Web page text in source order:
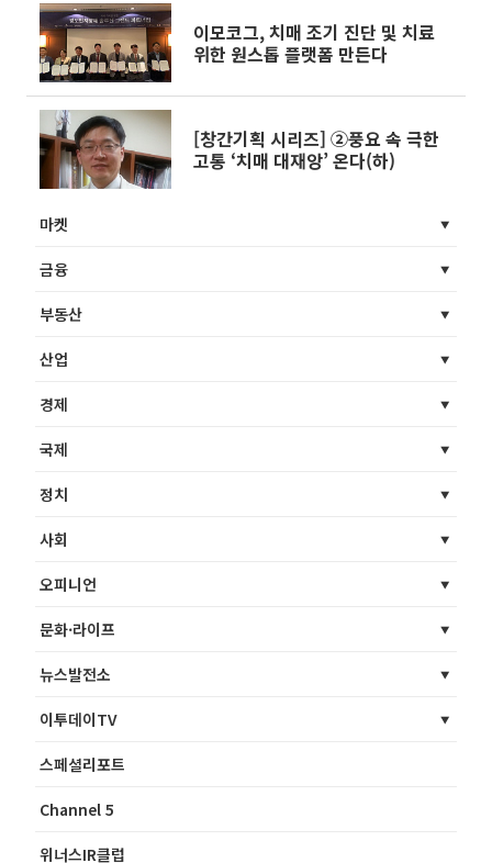
이모코그, 치매 조기 진단 및 치료
위한 원스톱 플랫폼 만든다
[창간기획 시리즈] ②풍요 속 극한
고통 ‘치매 대재앙’ 온다(하)
마켓
금융
부동산
산업
경제
국제
정치
사회
오피니언
문화·라이프
뉴스발전소
이투데이TV
스페셜리포트
Channel 5
위너스IR클럽